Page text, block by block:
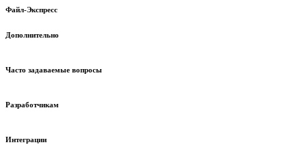
Файл-Экспресс
Дополнительно
Часто задаваемые вопросы
Разработчикам
Интеграции